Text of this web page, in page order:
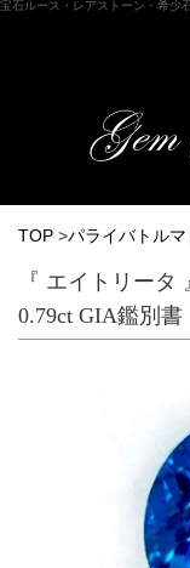
宝石ルース・レアストーン・希少
TOP >パライバトルマ
『 エイトリー
0.79ct GIA鑑別書